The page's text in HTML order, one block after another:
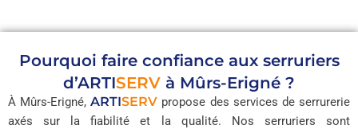
Pourquoi faire confiance aux serruriers
d’ARTISERV à Mûrs-Erigné ?
À Mûrs-Erigné,ARTISERV propose des services de serrurerie
axés sur la fiabilité et la qualité. Nos serruriers sont